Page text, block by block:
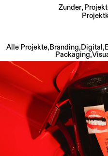
Zunder
Alle Projekte,Branding,Digital,
Packaging,